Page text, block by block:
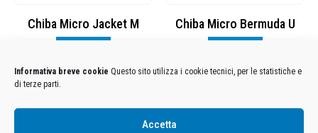
Informativa breve cookie Questo sito utilizza i cookie tecnici, per le statistiche e
di terze parti.
Accetta
Chiba Micro Bermuda U Chiba Micro Jacket M
Condizioni Generali di Utilizzo-Cookies-Privacy